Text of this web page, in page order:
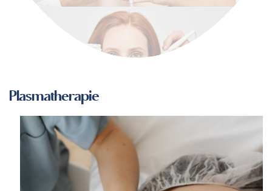
Plasmatherapie